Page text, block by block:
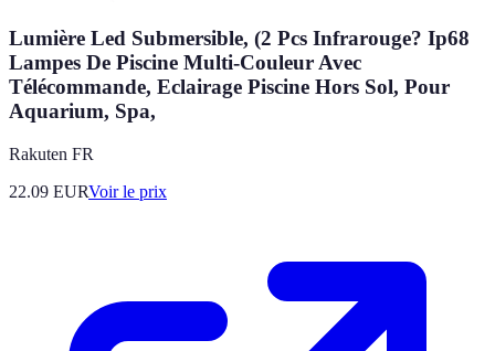
Lumière Led Submersible, (2 Pcs Infrarouge? Ip68
Lampes De Piscine Multi-Couleur Avec
Télécommande, Eclairage Piscine Hors Sol, Pour
Aquarium, Spa,
Rakuten FR
22.09 EURVoir le prix